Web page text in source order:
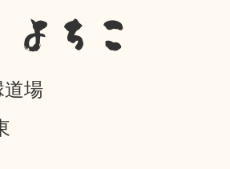
よちこ
場